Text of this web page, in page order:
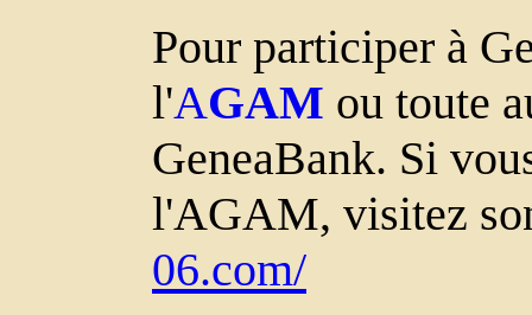
Pour participer à
l'AGAM ou toute
GeneaBank. Si
l'AGAM, visitez
06.com/